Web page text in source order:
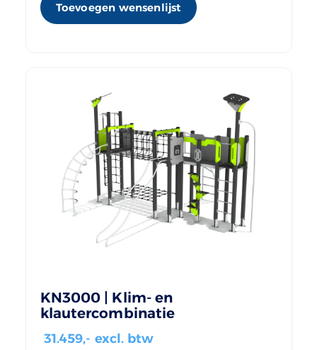
Toevoegen wensenlijst
KN3000 | Klim- en
klautercombinatie
31.459,- excl. btw